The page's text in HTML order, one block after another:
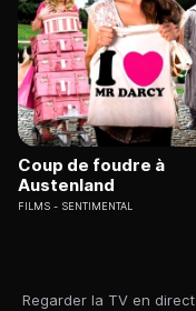
Regarder la TV en direct
Coup de foudre à
Austenland
FILMS SENTIMENTAL